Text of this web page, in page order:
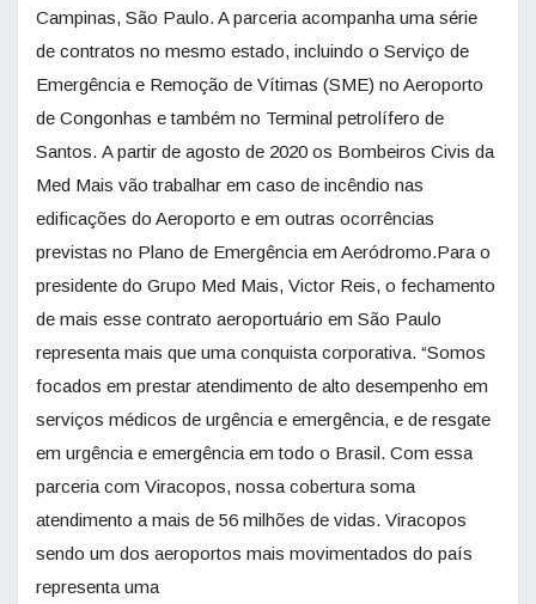
Campinas, São Paulo. A parceria acompanha uma série
de contratos no mesmo estado, incluindo o Serviço de
Emergência e Remoção de Vítimas (SME) no Aeroporto
de Congonhas e também no Terminal petrolífero de
Santos. A partir de agosto de 2020 os Bombeiros Civis da
Med Mais vão trabalhar em caso de incêndio nas
edificações do Aeroporto e em outras ocorrências
previstas no Plano de Emergência em Aeródromo.Para o
presidente do Grupo Med Mais, Victor Reis, o fechamento
de mais esse contrato aeroportuário em São Paulo
representa mais que uma conquista corporativa. “Somos
focados em prestar atendimento de alto desempenho em
serviços médicos de urgência e emergência, e de resgate
em urgência e emergência em todo o Brasil. Com essa
parceria com Viracopos, nossa cobertura soma
atendimento a mais de 56 milhões de vidas. Viracopos
sendo um dos aeroportos mais movimentados do país
representa uma